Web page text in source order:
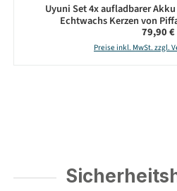
Uyuni Set 4x aufladbarer
Echtwachs Kerzen von
79,90 €
Preise inkl. MwSt. zzgl.